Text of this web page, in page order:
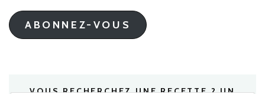
mail
ABONNEZ-VOUS
VOUS RECHERCHEZ UNE RECETTE ? UN